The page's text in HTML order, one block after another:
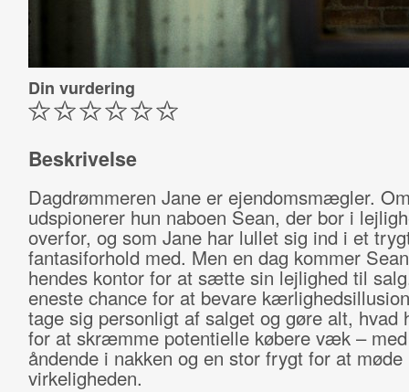
Din vurdering
Beskrivelse
Dagdrømmeren Jane er ejendomsmægler.
udspionerer hun naboen Sean, der bor i
overfor, og som Jane har lullet sig ind i et
fantasiforhold med. Men en dag kommer
hendes kontor for at sætte sin lejlighed til
eneste chance for at bevare
tage sig personligt af salget og gøre alt, hvad
for at skræmme potentielle købere væk –
åndende i nakken og en stor frygt for at møde
virkeligheden.